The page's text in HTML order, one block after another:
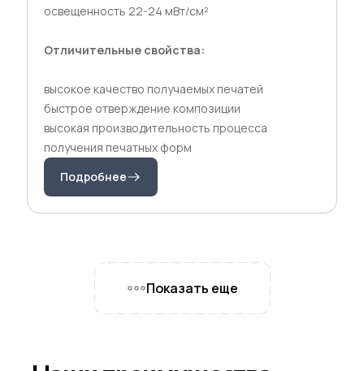
освещенность 22-24 мВт/см²
Отличительные свойства:
высокое качество получаемых печатей
быстрое отверждение композиции
высокая производительность процесса
получения печатных форм
Подробнее
Показать еще